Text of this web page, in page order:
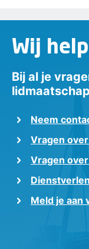
Wij
Bij al je
Neem
Vragen
Vragen
Meld je aan